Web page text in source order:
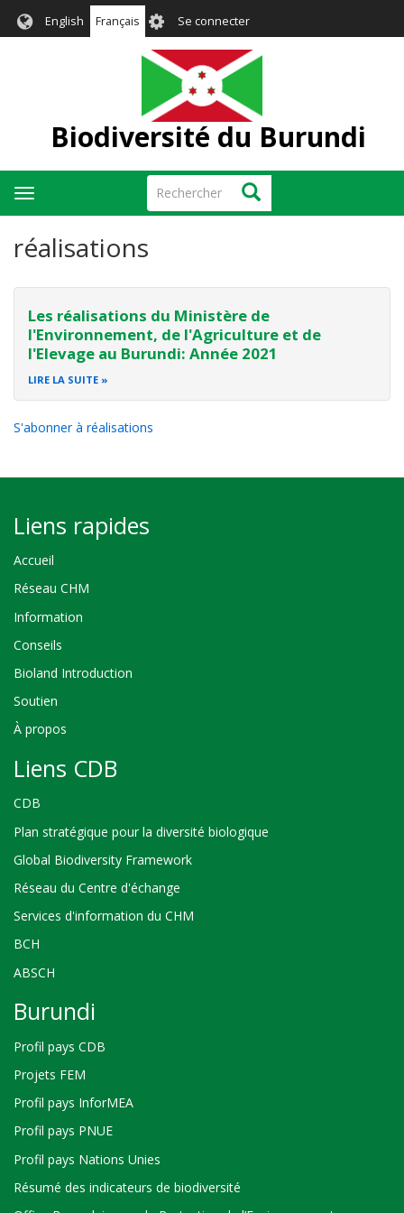
English Français User
account
menu
Se connecter
Biodiversité du Burundi
Rechercher Rechercher
Toggle
navigation
réalisations
Les réalisations du Ministère de
l'Environnement, de l'Agriculture et de
l'Elevage au Burundi: Année 2021
LIRE LA SUITE
S'abonner à réalisations
Liens rapides
Accueil
Réseau CHM
Information
Conseils
Bioland Introduction
Soutien
À propos
Liens CDB
CDB
Plan stratégique pour la diversité biologique
Global Biodiversity Framework
Réseau du Centre d'échange
Services d'information du CHM
BCH
ABSCH
Burundi
Profil pays CDB
Projets FEM
Profil pays InforMEA
Profil pays PNUE
Profil pays Nations Unies
Résumé des indicateurs de biodiversité